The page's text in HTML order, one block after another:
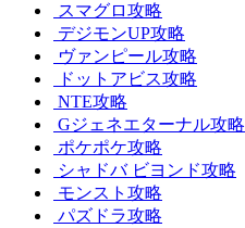
スマグロ攻略
デジモンUP攻略
ヴァンピール攻略
ドットアビス攻略
NTE攻略
Gジェネエターナル攻略
ポケポケ攻略
シャドバ ビヨンド攻略
モンスト攻略
パズドラ攻略